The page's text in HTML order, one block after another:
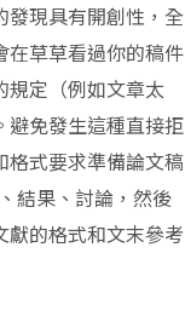
發現具有開創性，全
在草草看過你的稿件
規定（例如文章太
避免發生這種直接拒
式要求準備論文稿
結果、討論，然後
獻的格式和文末參考